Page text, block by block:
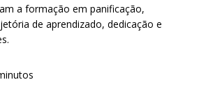
a formação em panificação,
de aprendizado, dedicação e